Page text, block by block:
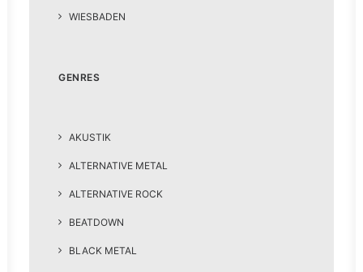
WIESBADEN
GENRES
AKUSTIK
ALTERNATIVE METAL
ALTERNATIVE ROCK
BEATDOWN
BLACK METAL